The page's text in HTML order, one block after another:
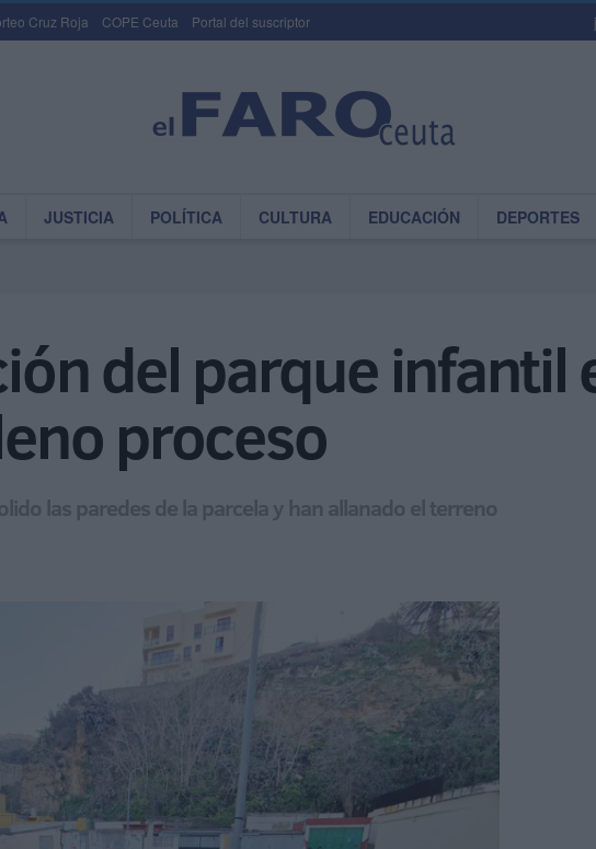
Cruz Roja COPE Ceuta Portal del suscriptor
JUSTICIA POLÍTICA CULTURA EDUCACIÓN DEPORTES
del parque infantil
proceso
las paredes de la parcela y han allanado el terreno